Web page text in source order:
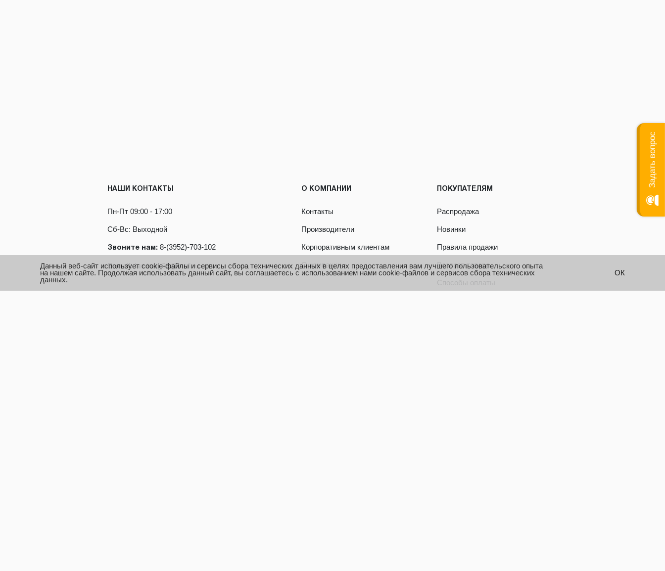
НАШИ КОНТАКТЫ
Пн-Пт 09:00 - 17:00
Сб-Вс: Выходной
Звоните нам: 8-(3952)-703-102
E-mail: laminat_38@mail.ru
О КОМПАНИИ
Контакты
Производители
Корпоративным клиентам
О компании
ПОКУПАТЕЛЯМ
Распродажа
Новинки
Правила продажи
Возврат товара
Данный веб-сайт использует cookie-файлы и сервисы сбора технических данных в целях предоставления вам лучшего пользовательского опыта
на нашем сайте. Продолжая использовать данный сайт, вы соглашаетесь с использованием нами cookie-файлов и сервисов сбора технических
данных.
ОК
Задать вопрос